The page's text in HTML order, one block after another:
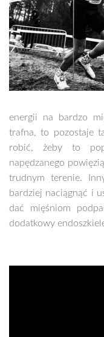
energii na bardzo
trafna, to pozostaje
robić, żeby to
napędzanego
trudnym terenie.
bardziej naciągnąć i
dać mięśniom
dodatkowy